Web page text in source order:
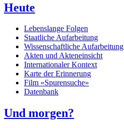
Heute
Lebenslange Folgen
Staatliche Aufarbeitung
Wissenschaftliche Aufarbeitung
Akten und Akteneinsicht
Internationaler Kontext
Karte der Erinnerung
Film «Spurensuche»
Datenbank
Und morgen?